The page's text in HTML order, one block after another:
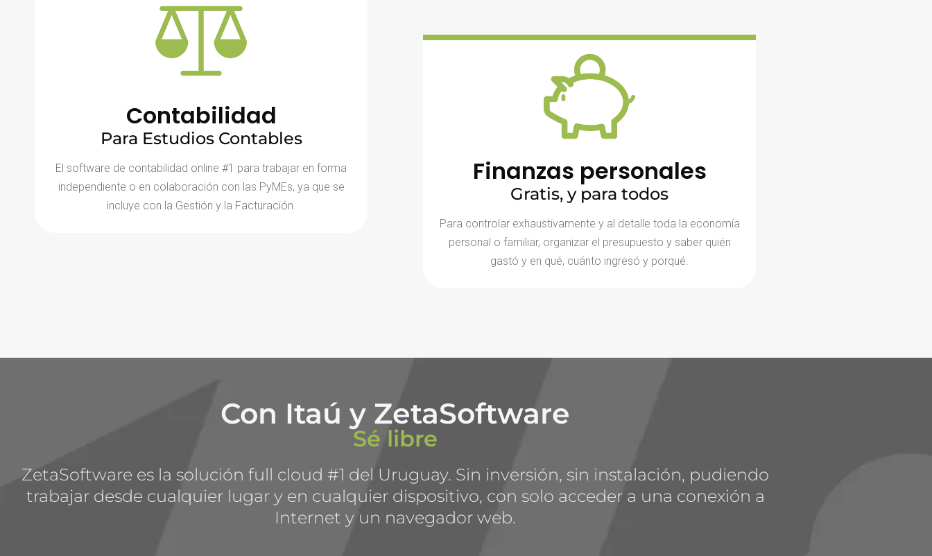
Contabilidad
Para Estudios Contables
El software de contabilidad online #1 para trabajar en forma
independiente o en colaboración con las PyMEs, ya que se
incluye con la Gestión y la Facturación.
Finanzas personales
Gratis, y para todos
Para controlar exhaustivamente y al detalle toda la economía
personal o familiar, organizar el presupuesto y saber quién
gastó y en qué, cuánto ingresó y porqué.
Con Itaú y ZetaSoftware
Sé libre
ZetaSoftware es la solución full cloud #1 del Uruguay. Sin inversión, sin instalación, pudiendo
trabajar desde cualquier lugar y en cualquier dispositivo, con solo acceder a una conexión a
Internet y un navegador web.